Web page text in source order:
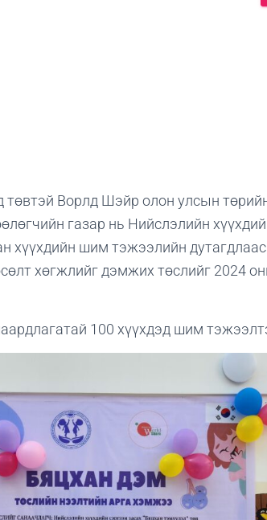
төвтэй Ворлд Шэйр олон улсын
газар нь Нийслэлийн
хүүхдийн шим тэжээлийн
хөгжлийг дэмжих төслийг 2024
100 хүүхдэд шим